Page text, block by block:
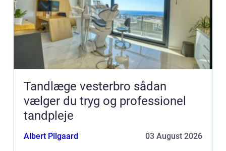
Tandlæge vesterbro sådan
vælger du tryg og professionel
tandpleje
Albert Pilgaard 03 August 2026